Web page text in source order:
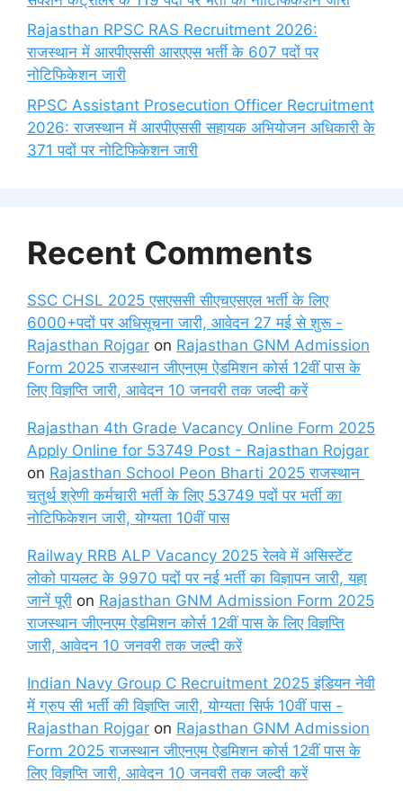
Rajasthan RPSC RAS Recruitment 2026:
राजस्थान में आरपीएससी आरएएस भर्ती के 607 पदों पर
नोटिफिकेशन जारी
RPSC Assistant Prosecution Officer Recruitment
2026: राजस्थान में आरपीएससी सहायक अभियोजन अधिकारी के
371 पदों पर नोटिफिकेशन जारी
Recent Comments
SSC CHSL 2025 एसएससी सीएचएसएल भर्ती के लिए
6000+पदों पर अधिसूचना जारी, आवेदन 27 मई से शुरू -
Rajasthan Rojgar on Rajasthan GNM Admission
Form 2025 राजस्थान जीएनएम ऐडमिशन कोर्स 12वीं पास के
लिए विज्ञप्ति जारी, आवेदन 10 जनवरी तक जल्दी करें
Rajasthan 4th Grade Vacancy Online Form 2025
Apply Online for 53749 Post - Rajasthan Rojgar
on Rajasthan School Peon Bharti 2025 राजस्थान
चतुर्थ श्रेणी कर्मचारी भर्ती के लिए 53749 पदों पर भर्ती का
नोटिफिकेशन जारी, योग्यता 10वीं पास
Railway RRB ALP Vacancy 2025 रेलवे में असिस्टेंट
लोको पायलट के 9970 पदों पर नई भर्ती का विज्ञापन जारी, यहा
जानें पूरी on Rajasthan GNM Admission Form 2025
राजस्थान जीएनएम ऐडमिशन कोर्स 12वीं पास के लिए विज्ञप्ति
जारी, आवेदन 10 जनवरी तक जल्दी करें
Indian Navy Group C Recruitment 2025 इंडियन नेवी
में ग्रुप सी भर्ती की विज्ञप्ति जारी, योग्यता सिर्फ 10वीं पास -
Rajasthan Rojgar on Rajasthan GNM Admission
Form 2025 राजस्थान जीएनएम ऐडमिशन कोर्स 12वीं पास के
लिए विज्ञप्ति जारी, आवेदन 10 जनवरी तक जल्दी करें